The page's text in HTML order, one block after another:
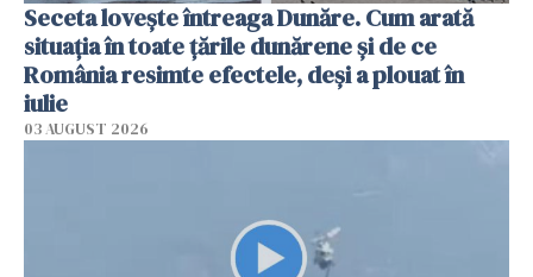
Seceta lovește întreaga Dunăre. Cum arată
situația în toate țările dunărene și de ce
România resimte efectele, deși a plouat în
iulie
03 AUGUST 2026